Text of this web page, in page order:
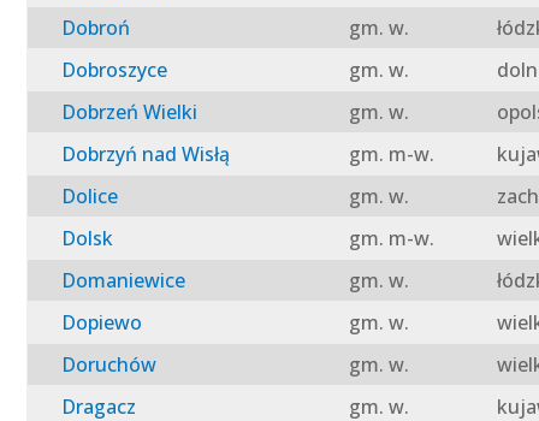
Dobroń
gm. w.
Dobroszyce
gm. w.
Dobrzeń Wielki
gm. w.
Dobrzyń nad Wisłą
gm. m-w.
Dolice
gm. w.
Dolsk
gm. m-w.
Domaniewice
gm. w.
Dopiewo
gm. w.
Doruchów
gm. w.
Dragacz
gm. w.